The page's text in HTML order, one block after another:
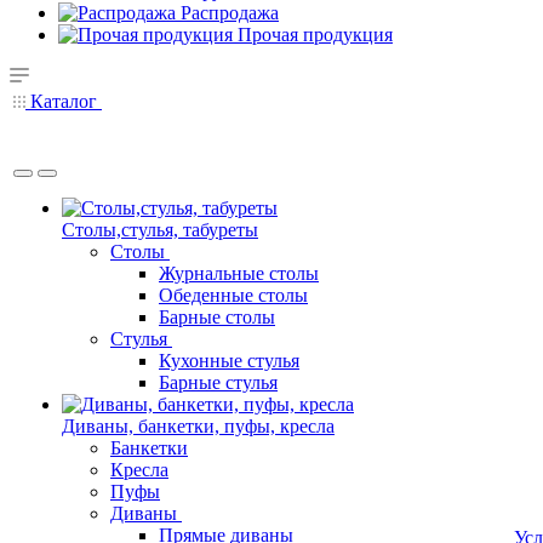
Распродажа
Прочая продукция
Каталог
Столы,стулья, табуреты
Столы
Журнальные столы
Обеденные столы
Барные столы
Стулья
Кухонные стулья
Барные стулья
Диваны, банкетки, пуфы, кресла
Банкетки
Кресла
Пуфы
Диваны
Прямые диваны